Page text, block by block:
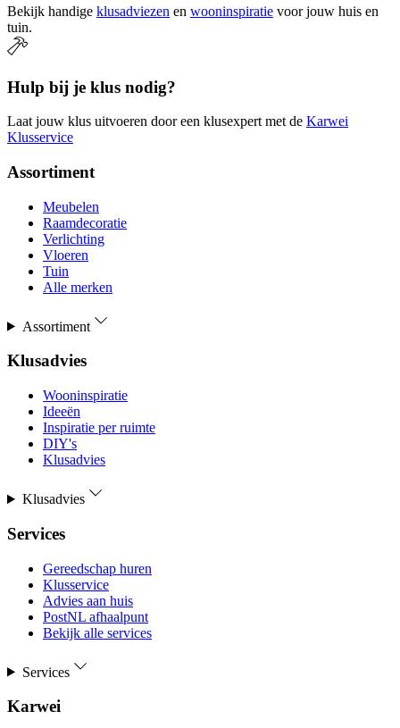
Bekijk handige klusadviezen en wooninspiratie voor jouw huis en
tuin.
Hulp bij je klus nodig?
Laat jouw klus uitvoeren door een klusexpert met de Karwei
Klusservice
Assortiment
Meubelen
Raamdecoratie
Verlichting
Vloeren
Tuin
Alle merken
Assortiment
Klusadvies
Wooninspiratie
Ideeën
Inspiratie per ruimte
DIY's
Klusadvies
Klusadvies
Services
Gereedschap huren
Klusservice
Advies aan huis
PostNL afhaalpunt
Bekijk alle services
Services
Karwei